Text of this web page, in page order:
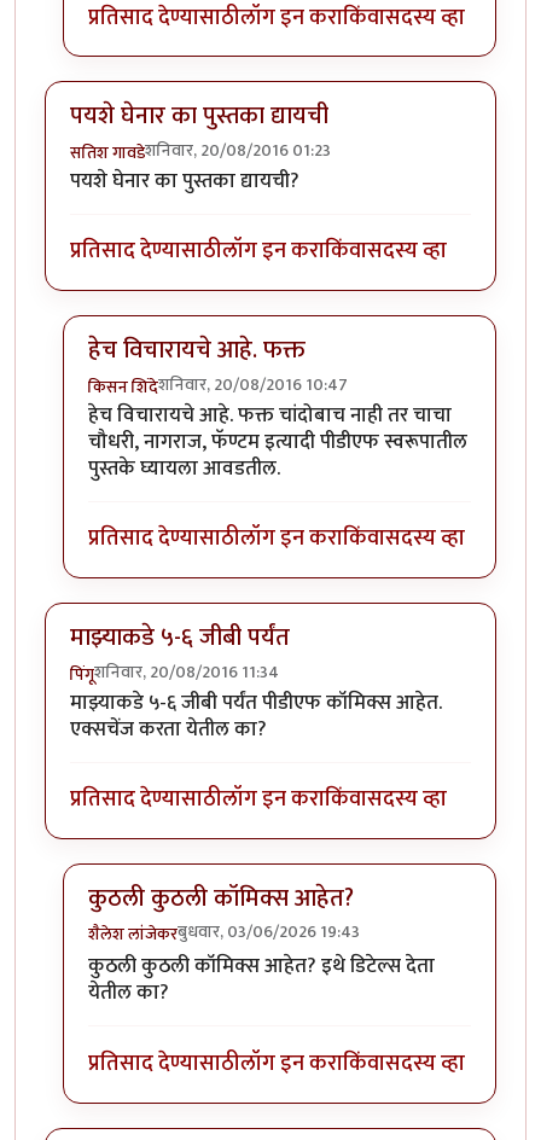
प्रतिसाद देण्यासाठीलॉग इन कराकिंवासदस्य व्हा
पयशे घेनार का पुस्तका द्यायची
सतिश गावडेशनिवार, 20/08/2016 01:23
पयशे घेनार का पुस्तका द्यायची?
प्रतिसाद देण्यासाठीलॉग इन कराकिंवासदस्य व्हा
हेच विचारायचे आहे. फक्त
किसन शिंदेशनिवार, 20/08/2016 10:47
In reply toपयशे घेनार का पुस्तका द्यायचीbyसतिश गावडे
हेच विचारायचे आहे. फक्त चांदोबाच नाही तर चाचा
चौधरी, नागराज, फॅण्टम इत्यादी पीडीएफ स्वरूपातील
पुस्तके घ्यायला आवडतील.
प्रतिसाद देण्यासाठीलॉग इन कराकिंवासदस्य व्हा
माझ्याकडे ५-६ जीबी पर्यंत
पिंगूशनिवार, 20/08/2016 11:34
माझ्याकडे ५-६ जीबी पर्यंत पीडीएफ कॉमिक्स आहेत.
एक्सचेंज करता येतील का?
प्रतिसाद देण्यासाठीलॉग इन कराकिंवासदस्य व्हा
कुठली कुठली कॉमिक्स आहेत?
शैलेश लांजेकरबुधवार, 03/06/2026 19:43
In reply toमाझ्याकडे ५-६ जीबी पर्यंतbyपिंगू
कुठली कुठली कॉमिक्स आहेत? इथे डिटेल्स देता
येतील का?
प्रतिसाद देण्यासाठीलॉग इन कराकिंवासदस्य व्हा